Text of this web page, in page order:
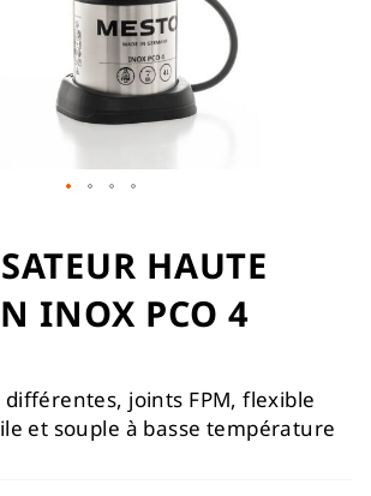
HAUTE
INOX PCO 4
joints FPM, flexible
et souple à basse température